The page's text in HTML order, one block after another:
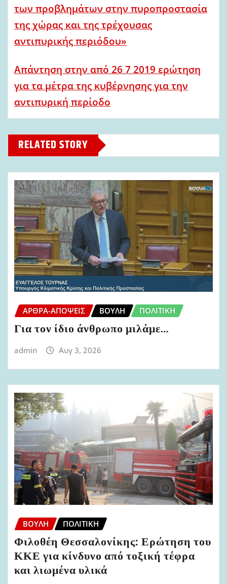
των προβλημάτων στην πυροπροστασία
της χώρας και της τρέχουσας
αντιπυρικής περιόδου»
Απάντηση στην από 26 7 2019 ερώτηση
για τα μέτρα της κυβέρνησης για την
αντιπυρική περίοδο
RELATED STORY
ΆΡΘΡΑ-ΑΠΌΨΕΙΣ ΒΟΥΛΉ ΠΟΛΙΤΙΚΉ
Για τον ίδιο άνθρωπο μιλάμε…
admin Αυγ 3, 2026
ΒΟΥΛΉ ΠΟΛΙΤΙΚΉ
Φιλοθέη Θεσσαλονίκης: Ερώτηση του
ΚΚΕ για κίνδυνο από τοξική τέφρα
και λιωμένα υλικά